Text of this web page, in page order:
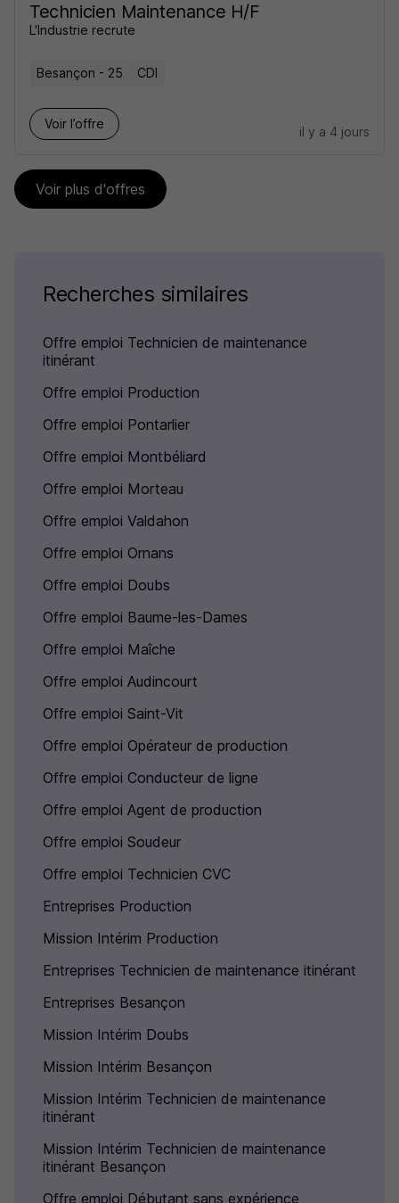
Technicien Maintenance H/F
L'Industrie recrute
Besançon - 25 CDI
Voir l’offre
il y a 4 jours
Voir plus d'offres
Recherches similaires
Offre emploi Technicien de maintenance
itinérant
Offre emploi Production
Offre emploi Pontarlier
Offre emploi Montbéliard
Offre emploi Morteau
Offre emploi Valdahon
Offre emploi Ornans
Offre emploi Doubs
Offre emploi Baume-les-Dames
Offre emploi Maîche
Offre emploi Audincourt
Offre emploi Saint-Vit
Offre emploi Opérateur de production
Offre emploi Conducteur de ligne
Offre emploi Agent de production
Offre emploi Soudeur
Offre emploi Technicien CVC
Entreprises Production
Mission Intérim Production
Entreprises Technicien de maintenance itinérant
Entreprises Besançon
Mission Intérim Doubs
Mission Intérim Besançon
Mission Intérim Technicien de maintenance
itinérant
Mission Intérim Technicien de maintenance
itinérant Besançon
Offre emploi Débutant sans expérience